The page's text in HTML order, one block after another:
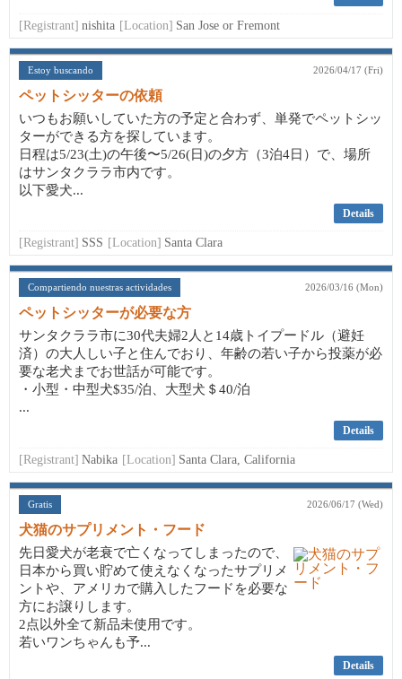
[Registrant] nishita [Location] San Jose or Fremont
Estoy buscando 2026/04/17 (Fri)
ペットシッターの依頼
いつもお願いしていた方の予定と合わず、単発でペットシッ
ターができる方を探しています。
日程は5/23(土)の午後〜5/26(日)の夕方（3泊4日）で、場所
はサンタクララ市内です。
以下愛犬...
Details
[Registrant] SSS [Location] Santa Clara
Compartiendo nuestras actividades 2026/03/16 (Mon)
ペットシッターが必要な方
サンタクララ市に30代夫婦2人と14歳トイプードル（避妊
済）の大人しい子と住んでおり、年齢の若い子から投薬が必
要な老犬までお世話が可能です。
・小型・中型犬$35/泊、大型犬＄40/泊
...
Details
[Registrant] Nabika [Location] Santa Clara, California
Gratis 2026/06/17 (Wed)
犬猫のサプリメント・フード
先日愛犬が老衰で亡くなってしまったので、
日本から買い貯めて使えなくなったサプリメ
ントや、アメリカで購入したフードを必要な
方にお譲りします。
2点以外全て新品未使用です。
若いワンちゃんも予...
Details